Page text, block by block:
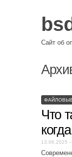
Сайт об
Что
13.06.2025